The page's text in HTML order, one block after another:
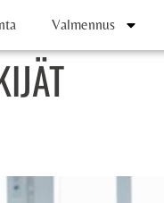
Valmennus